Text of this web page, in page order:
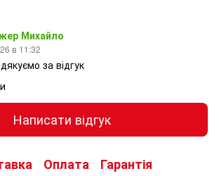
Михайло
в 11:32
за відгук
Написати відгук
Оплата Гарантія